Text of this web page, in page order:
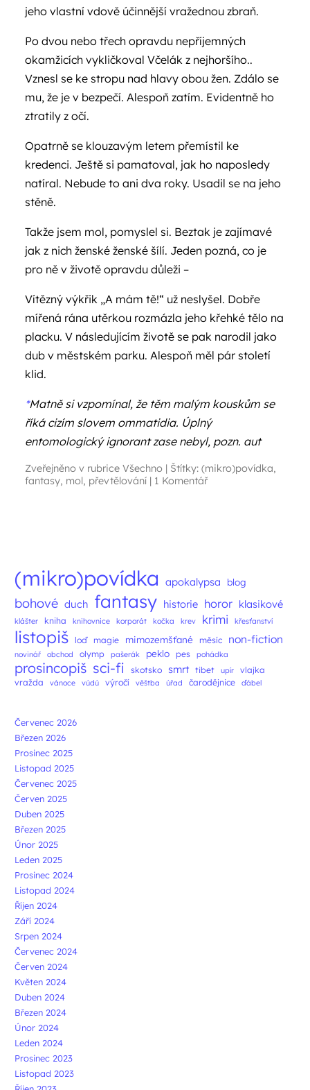
jeho vlastní vdově účinnější vražednou zbraň.
Po dvou nebo třech opravdu nepříjemných
okamžicích vykličkoval Včelák z nejhoršího..
Vznesl se ke stropu nad hlavy obou žen. Zdálo se
mu, že je v bezpečí. Alespoň zatím. Evidentně ho
ztratily z očí.
Opatrně se klouzavým letem přemístil ke
kredenci. Ještě si pamatoval, jak ho naposledy
natíral. Nebude to ani dva roky. Usadil se na jeho
stěně.
Takže jsem mol, pomyslel si. Beztak je zajímavé
jak z nich ženské ženské šílí. Jeden pozná, co je
pro ně v životě opravdu důleži –
Vítězný výkřik „A mám tě!“ už neslyšel. Dobře
mířená rána utěrkou rozmázla jeho křehké tělo na
placku. V následujícím životě se pak narodil jako
dub v městském parku. Alespoň měl pár století
klid.
*Matně si vzpomínal, že těm malým kouskům se
říká cizím slovem ommatidia. Úplný
entomologický ignorant zase nebyl, pozn. aut
Zveřejněno v rubrice Všechno | Štítky: (mikro)povídka,
fantasy, mol, převtělování | 1 Komentář
(mikro)povídka apokalypsa blog
bohové duch fantasy historie horor klasikové
klášter kniha knihovnice korporát kočka krev krimi křesťanství
listopiš loď magie mimozemšťané měsíc non-fiction
novinář obchod olymp pašerák peklo pes pohádka
prosincopiš sci-fi skotsko smrt tibet upír
vlajka
vražda
vánoce vúdú výročí věštba úřad čarodějnice ďábel
Červenec 2026
Březen 2026
Prosinec 2025
Listopad 2025
Červenec 2025
Červen 2025
Duben 2025
Březen 2025
Únor 2025
Leden 2025
Prosinec 2024
Listopad 2024
Říjen 2024
Září 2024
Srpen 2024
Červenec 2024
Červen 2024
Květen 2024
Duben 2024
Březen 2024
Únor 2024
Leden 2024
Prosinec 2023
Listopad 2023